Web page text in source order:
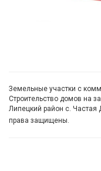
Земельные участки с
Строительство домов на
Липецкий район с.
права защищены.